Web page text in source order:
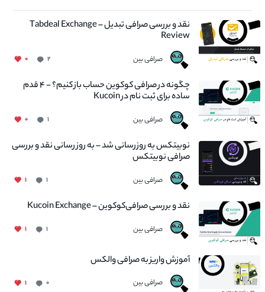
نقد و بررسی صرافی تبدیل – Tabdeal Exchange
Review
صرافی بین ۲ ۰
چگونه در صرافی کوکوین حساب باز کنیم؟ - ۴ قدم
ساده برای ثبت نام در Kucoin
صرافی بین ۱ ۰
نوبیتکس به روزرسانی شد – به روز رسانی نقد و بررسی
صرافی نوبیتکس
صرافی بین ۱ ۱
نقد و بررسی صرافی‌کوکوین – Kucoin Exchange
صرافی بین ۱ ۱
آموزش واریز به صرافی والکس
صرافی بین ۰ ۱